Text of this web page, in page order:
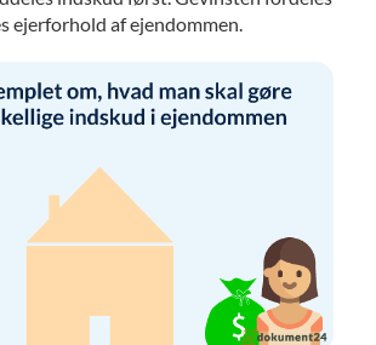
ejerforhold af ejendommen.